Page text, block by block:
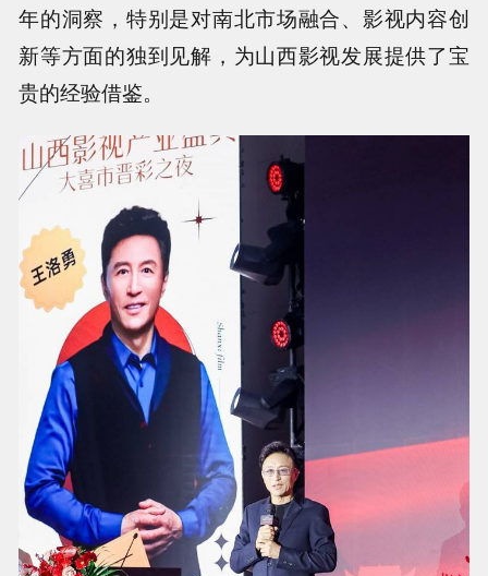
年的洞察，特别是对南北市场融合、影视内容创
新等方面的独到见解，为山西影视发展提供了宝
贵的经验借鉴。